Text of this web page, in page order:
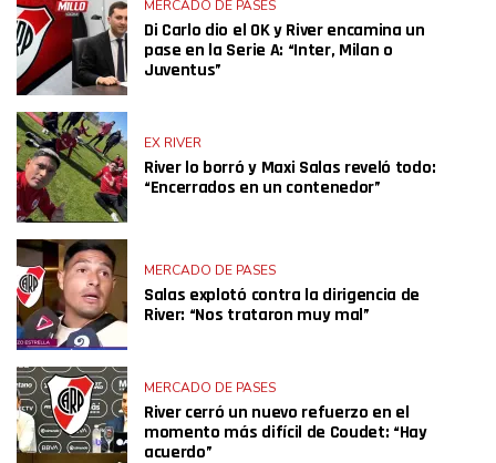
MERCADO DE PASES
Di Carlo dio el OK y River encamina un
pase en la Serie A: “Inter, Milan o
Juventus”
EX RIVER
River lo borró y Maxi Salas reveló todo:
“Encerrados en un contenedor”
MERCADO DE PASES
Salas explotó contra la dirigencia de
River: “Nos trataron muy mal”
MERCADO DE PASES
River cerró un nuevo refuerzo en el
momento más difícil de Coudet: “Hay
acuerdo”